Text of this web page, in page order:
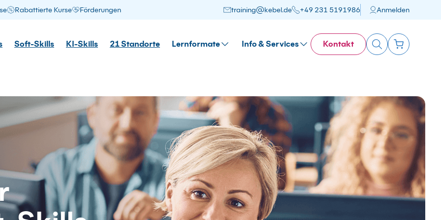
Rabattierte Kurse Förderungen training@kebel.de +49 231 5191986 Anmelden
Suchen
Soft-Skills KI-Skills 21 Standorte Lernformate Info & Services Kontakt